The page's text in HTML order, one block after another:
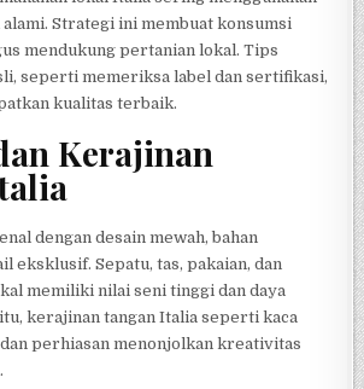
alami. Strategi ini membuat konsumsi
mendukung pertanian lokal. Tips
seperti memeriksa label dan sertifikasi,
kualitas terbaik.
Kerajinan
dengan desain mewah, bahan
eksklusif. Sepatu, tas, pakaian, dan
memiliki nilai seni tinggi dan daya
kerajinan tangan Italia seperti kaca
perhiasan menonjolkan kreativitas